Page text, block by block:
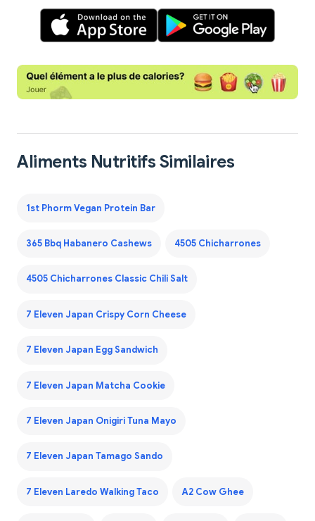
Aliments Nutritifs Similaires
1st Phorm Vegan Protein Bar
365 Bbq Habanero Cashews 4505 Chicharrones
4505 Chicharrones Classic Chili Salt
7 Eleven Japan Crispy Corn Cheese
7 Eleven Japan Egg Sandwich
7 Eleven Japan Matcha Cookie
7 Eleven Japan Onigiri Tuna Mayo
7 Eleven Japan Tamago Sando
7 Eleven Laredo Walking Taco A2 Cow Ghee